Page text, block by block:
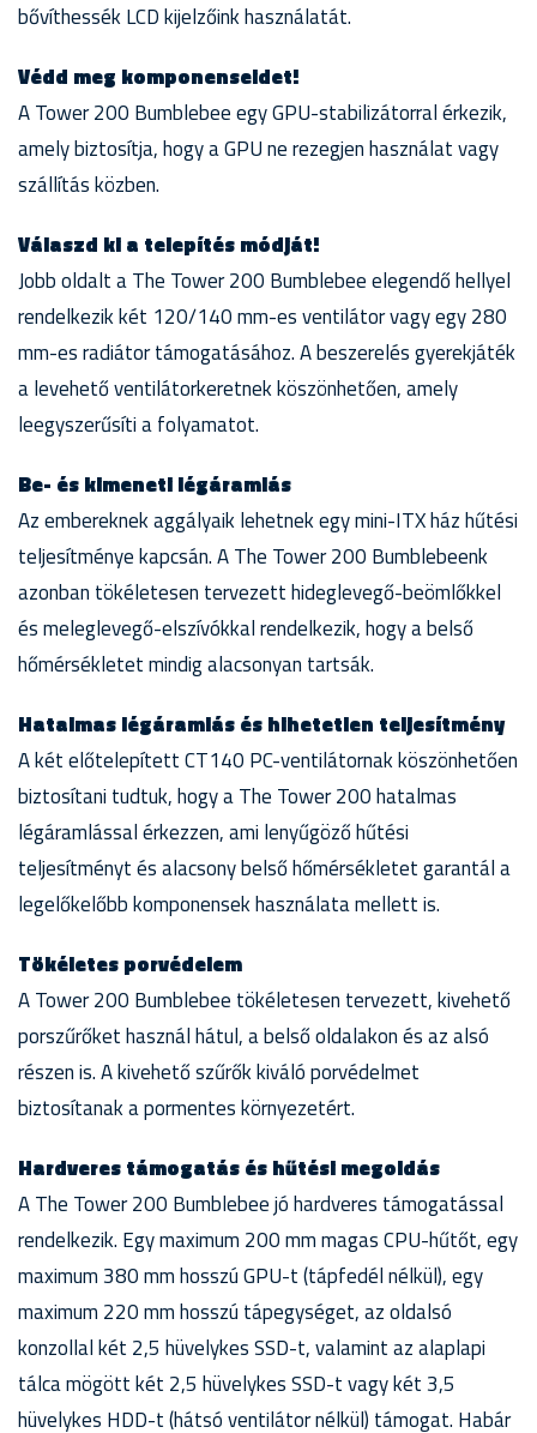
bővíthessék LCD kijelzőink használatát.
Védd meg komponenseidet!
A Tower 200 Bumblebee egy GPU-stabilizátorral érkezik,
amely biztosítja, hogy a GPU ne rezegjen használat vagy
szállítás közben.
Válaszd ki a telepítés módját!
Jobb oldalt a The Tower 200 Bumblebee elegendő hellyel
rendelkezik két 120/140 mm-es ventilátor vagy egy 280
mm-es radiátor támogatásához. A beszerelés gyerekjáték
a levehető ventilátorkeretnek köszönhetően, amely
leegyszerűsíti a folyamatot.
Be- és kimeneti légáramlás
Az embereknek aggályaik lehetnek egy mini-ITX ház hűtési
teljesítménye kapcsán. A The Tower 200 Bumblebeenk
azonban tökéletesen tervezett hideglevegő-beömlőkkel
és meleglevegő-elszívókkal rendelkezik, hogy a belső
hőmérsékletet mindig alacsonyan tartsák.
Hatalmas légáramlás és hihetetlen teljesítmény
A két előtelepített CT140 PC-ventilátornak köszönhetően
biztosítani tudtuk, hogy a The Tower 200 hatalmas
légáramlással érkezzen, ami lenyűgöző hűtési
teljesítményt és alacsony belső hőmérsékletet garantál a
legelőkelőbb komponensek használata mellett is.
Tökéletes porvédelem
A Tower 200 Bumblebee tökéletesen tervezett, kivehető
porszűrőket használ hátul, a belső oldalakon és az alsó
részen is. A kivehető szűrők kiváló porvédelmet
biztosítanak a pormentes környezetért.
Hardveres támogatás és hűtési megoldás
A The Tower 200 Bumblebee jó hardveres támogatással
rendelkezik. Egy maximum 200 mm magas CPU-hűtőt, egy
maximum 380 mm hosszú GPU-t (tápfedél nélkül), egy
maximum 220 mm hosszú tápegységet, az oldalsó
konzollal két 2,5 hüvelykes SSD-t, valamint az alaplapi
tálca mögött két 2,5 hüvelykes SSD-t vagy két 3,5
hüvelykes HDD-t (hátsó ventilátor nélkül) támogat. Habár